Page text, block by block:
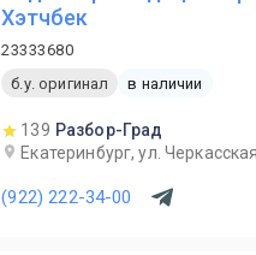
Хэтчбек
23333680
б.у. оригинал
в наличии
139 Разбор-Град
Екатеринбург, ул.
(922) 222-34-00